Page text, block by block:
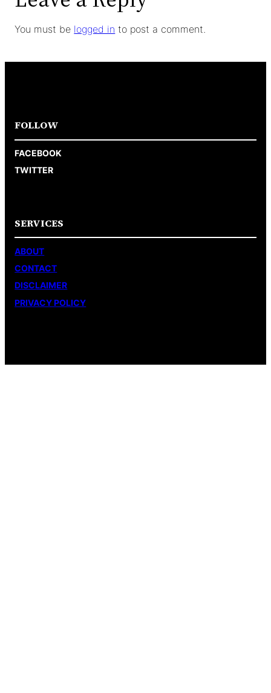
You must be logged in to post a comment.
FOLLOW
FACEBOOK
TWITTER
SERVICES
ABOUT
CONTACT
DISCLAIMER
PRIVACY POLICY